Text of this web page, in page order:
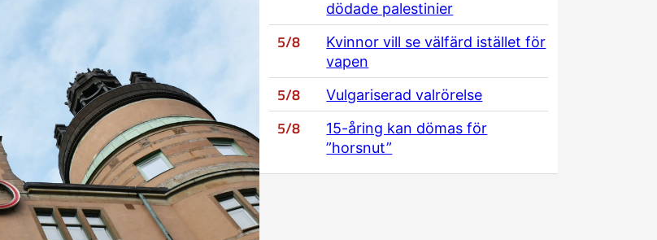
dödade palestinier
5/8
Kvinnor vill se välfärd istället för
vapen
5/8 Vulgariserad valrörelse
5/8
15-åring kan dömas för
”horsnut”